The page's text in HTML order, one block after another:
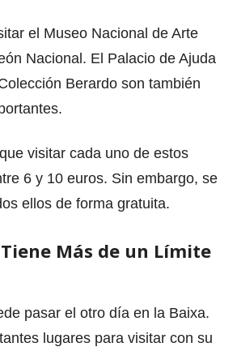
el Museo Nacional de Arte
Nacional. El Palacio de Ajuda
Berardo son también
visitar cada uno de estos
6 y 10 euros. Sin embargo, se
ellos de forma gratuita.
Más de un Límite
pasar el otro día en la Baixa.
lugares para visitar con su